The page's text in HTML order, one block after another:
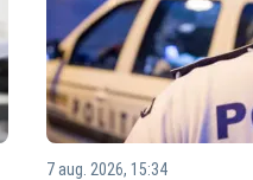
7 aug. 2026, 15:34